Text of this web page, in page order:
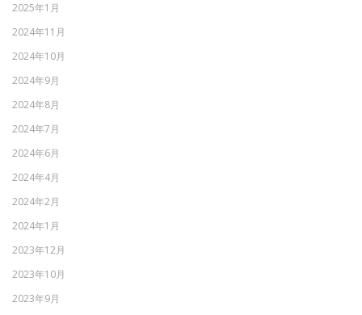
2025年1月
2024年11月
2024年10月
2024年9月
2024年8月
2024年7月
2024年6月
2024年4月
2024年2月
2024年1月
2023年12月
2023年10月
2023年9月